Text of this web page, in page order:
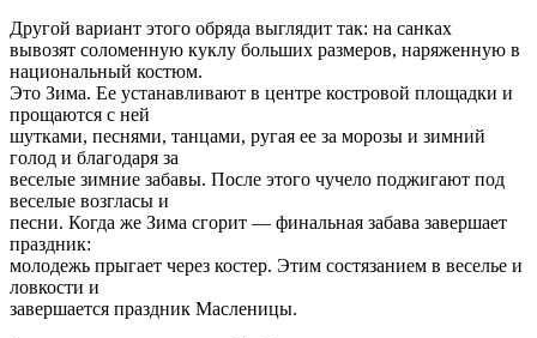
Другой вариант этого обряда выглядит так: на санках
вывозят соломенную куклу больших размеров, наряженную в
национальный костюм.
Это Зима. Ее устанавливают в центре костровой площадки и
прощаются с ней
шутками, песнями, танцами, ругая ее за морозы и зимний
голод и благодаря за
веселые зимние забавы. После этого чучело поджигают под
веселые возгласы и
песни. Когда же Зима сгорит — финальная забава завершает
праздник:
молодежь прыгает через костер. Этим состязанием в веселье и
ловкости и
завершается праздник Масленицы.